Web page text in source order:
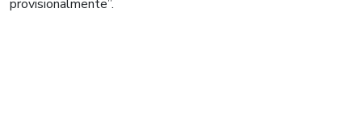
provisionalmente”.